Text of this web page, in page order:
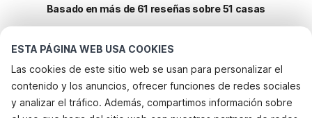
ESTA PÁGINA WEB USA COOKIES
Las cookies de este sitio web se usan para personalizar el
contenido y los anuncios, ofrecer funciones de redes sociales
y analizar el tráfico. Además, compartimos información sobre
Basado en más de 61 reseñas sobre 51 casas
Destinos más populares para vacaciones
Ciudades con los mejores servicios para vacaciones
Alquileres vacacionales para familias con niños le-muy